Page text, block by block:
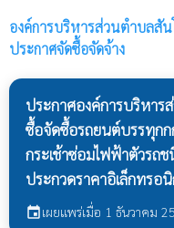
องค์การบริหารส่วนตำบลสัน
ประกาศจัดซื้อจัดจ้าง
ประกาศองค์การบริหาร
ซื้อจัดซื้อรถยนต์บรรทุก
กระเช้าซ่อมไฟฟ้าตัวรถ
ประกวดราคาอิเล็กทรอ
eventเผยแพร่เมื่อ 1 ธันวาคม